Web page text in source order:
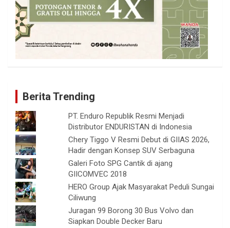
Berita Trending
PT. Enduro Republik Resmi Menjadi
Distributor ENDURISTAN di Indonesia
Chery Tiggo V Resmi Debut di GIIAS 2026,
Hadir dengan Konsep SUV Serbaguna
Galeri Foto SPG Cantik di ajang
GIICOMVEC 2018
HERO Group Ajak Masyarakat Peduli Sungai
Ciliwung
Juragan 99 Borong 30 Bus Volvo dan
Siapkan Double Decker Baru